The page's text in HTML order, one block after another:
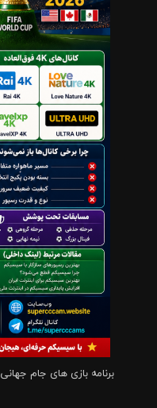
برنامه بازی های جام جهانی 2026 جدول مسابقات و زمان پخش فوتبال